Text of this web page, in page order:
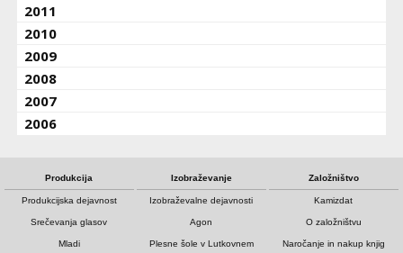
2011
2010
2009
2008
2007
2006
Produkcija
Produkcijska dejavnost
Srečevanja glasov
Mladi
Izobraževanje
Izobraževalne dejavnosti
Agon
Plesne šole v Lutkovnem
Založništvo
Kamizdat
O založništvu
Naročanje in nakup knjig